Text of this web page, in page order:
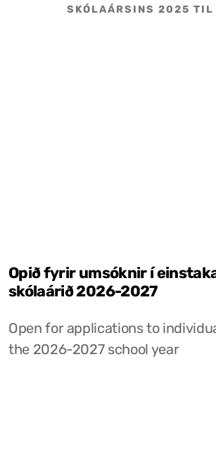
SKÓLAÁRSINS 2025
Opið fyrir umsóknir í
skólaárið 2026-2027
Open for applications to
the 2026-2027 school year